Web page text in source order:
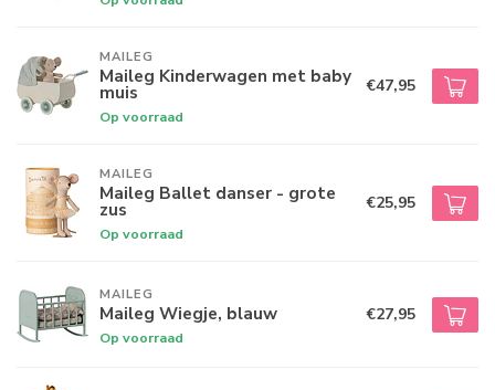
MAILEG
Maileg Kinderwagen met baby
muis
Op voorraad
€47,95
MAILEG
Maileg Ballet danser - grote
zus
Op voorraad
€25,95
MAILEG
Maileg Wiegje, blauw
Op voorraad
€27,95